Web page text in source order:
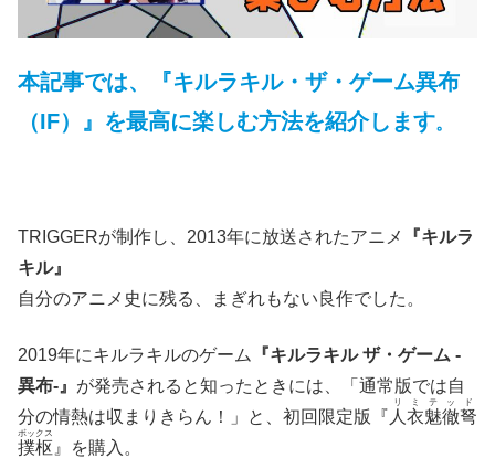
本記事では、『キルラキル・ザ・ゲーム異布
（IF）』を最高に楽しむ方法を紹介します。
TRIGGERが制作し、2013年に放送されたアニメ
『キルラ
キル』
自分のアニメ史に残る、まぎれもない良作でした。
2019年にキルラキルのゲーム
『キルラキル ザ・ゲーム -
異布-』 が発売されると知ったときには、「通常版では自
分の情熱は収まりきらん！」と、初回限定版『 人衣魅徹弩
リミテッド
撲枢
ボックス
』を購入。